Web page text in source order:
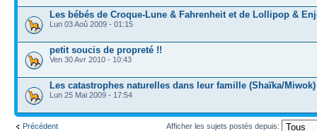
Les bébés de Croque-Lune & Fahrenheit et de Lollipop &
Lun 03 Aoû 2009 - 01:15
petit soucis de propreté !!
Ven 30 Avr 2010 - 10:43
Les catastrophes naturelles dans leur famille (Shaïka/Miwok)
Lun 25 Mai 2009 - 17:54
Précédent Afficher les sujets postés depuis: